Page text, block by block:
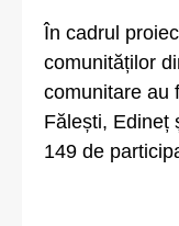
În cadrul
comunităților
comunitare au
Fălești, Edineț
149 de